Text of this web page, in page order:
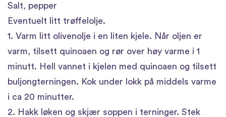
Salt, pepper
Eventuelt litt trøffelolje.
1. Varm litt olivenolje i en liten kjele. Når oljen er
varm, tilsett quinoaen og rør over høy varme i 1
minutt. Hell vannet i kjelen med quinoaen og tilsett
buljongterningen. Kok under lokk på middels varme
i ca 20 minutter.
2. Hakk løken og skjær soppen i terninger. Stek